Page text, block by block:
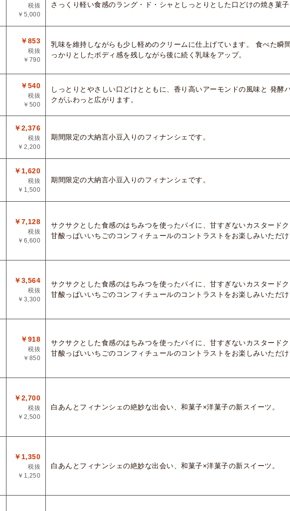
税抜
￥5,000
さっくり軽い食感のラング・ド・シャとしっとりとした口どけの焼き菓子
￥853
税抜
￥790
乳味を維持しながらも少し軽めのクリームに仕上げています。 食べた瞬
っかりとしたボディ感を残しながら後に続く乳味をアップ。
￥540
税抜
￥500
しっとりとやさしい口どけとともに、香り高いアーモンドの風味と 発酵
クがふわっと広がります。
￥2,376
税抜
￥2,200
期間限定の大納言小豆入りのフィナンシェです。
￥1,620
税抜
￥1,500
期間限定の大納言小豆入りのフィナンシェです。
￥7,128
税抜
￥6,600
サクサクとした食感のはちみつを使ったパイに、甘すぎないカスタードク
甘酸っぱいいちごのコンフィチュールのコントラストをお楽しみいただけ
￥3,564
税抜
￥3,300
サクサクとした食感のはちみつを使ったパイに、甘すぎないカスタードク
甘酸っぱいいちごのコンフィチュールのコントラストをお楽しみいただけ
￥918
税抜
￥850
サクサクとした食感のはちみつを使ったパイに、甘すぎないカスタードク
甘酸っぱいいちごのコンフィチュールのコントラストをお楽しみいただけ
￥2,700
税抜
￥2,500
白あんとフィナンシェの絶妙な出会い、和菓子×洋菓子の新スイーツ。
￥1,350
税抜
￥1,250
白あんとフィナンシェの絶妙な出会い、和菓子×洋菓子の新スイーツ。